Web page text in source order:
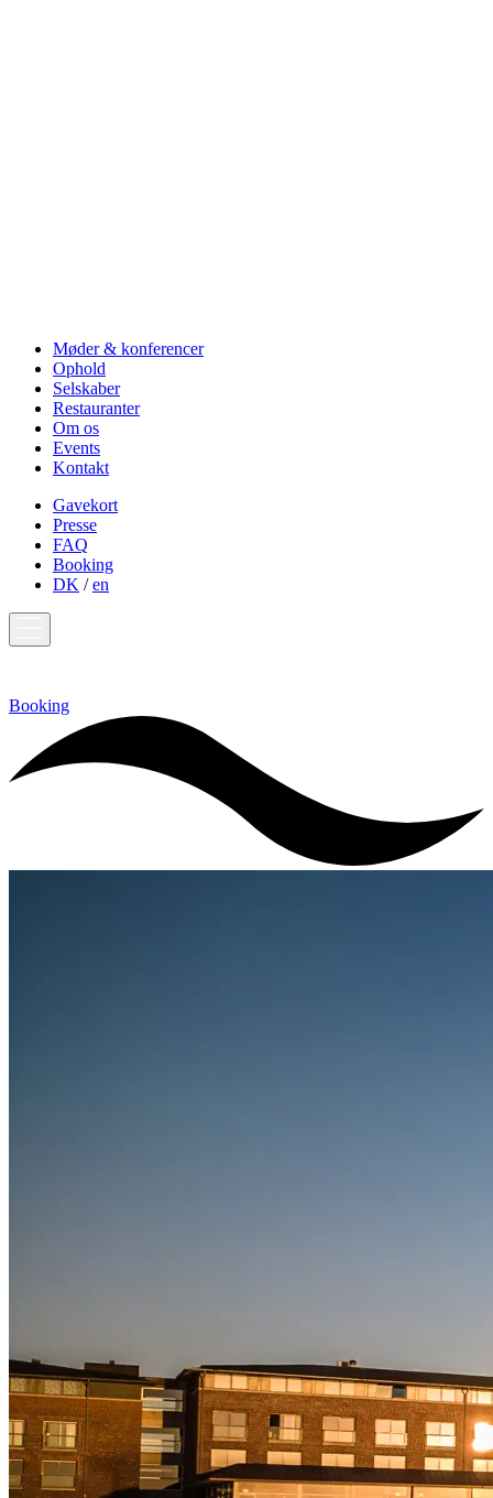
Møder & konferencer
Ophold
Selskaber
Restauranter
Om os
Events
Kontakt
Gavekort
Presse
FAQ
Booking
DK / en
Booking